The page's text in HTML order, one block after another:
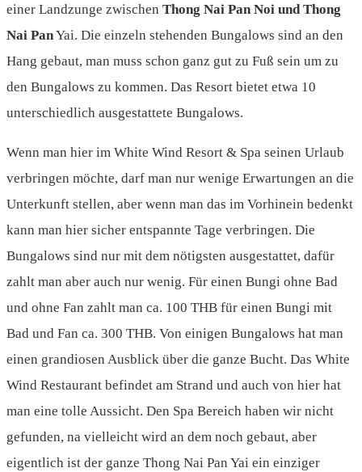
einer Landzunge zwischen Thong Nai Pan Noi und Thong
Nai PanYai. Die einzeln stehenden Bungalows sind an den
Hang gebaut, man muss schon ganz gut zu Fuß sein um zu
den Bungalows zu kommen. Das Resort bietet etwa 10
unterschiedlich ausgestattete Bungalows.
Wenn man hier im White Wind Resort & Spa seinen Urlaub
verbringen möchte, darf man nur wenige Erwartungen an die
Unterkunft stellen, aber wenn man das im Vorhinein bedenkt
kann man hier sicher entspannte Tage verbringen. Die
Bungalows sind nur mit dem nötigsten ausgestattet, dafür
zahlt man aber auch nur wenig. Für einen Bungi ohne Bad
und ohne Fan zahlt man ca. 100 THB für einen Bungi mit
Bad und Fan ca. 300 THB. Von einigen Bungalows hat man
einen grandiosen Ausblick über die ganze Bucht. Das White
Wind Restaurant befindet am Strand und auch von hier hat
man eine tolle Aussicht. Den Spa Bereich haben wir nicht
gefunden, na vielleicht wird an dem noch gebaut, aber
eigentlich ist der ganze Thong Nai Pan Yai ein einziger